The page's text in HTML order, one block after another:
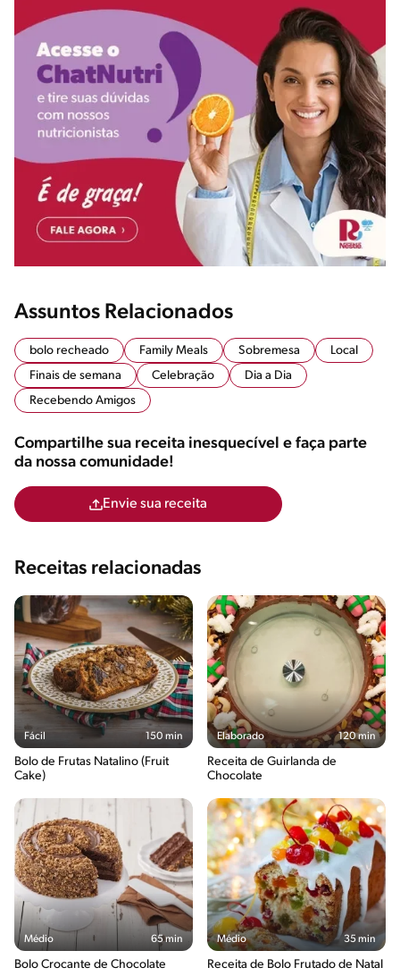
Assuntos Relacionados
bolo recheado Family Meals Sobremesa
Local
Finais de semana
Celebração
Dia a Dia
Recebendo Amigos
Compartilhe sua receita inesquecível e faça parte
da nossa comunidade!
Envie sua receita
Receitas relacionadas
Fácil 150 min
Bolo de Frutas Natalino (Fruit
Cake)
Elaborado 120 min
Receita de Guirlanda de
Chocolate
Médio 65 min
Bolo Crocante de Chocolate
Médio 35 min
Receita de Bolo Frutado de Natal